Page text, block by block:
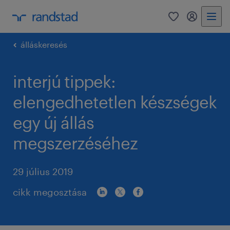
0
álláskeresés
interjú tippek:
elengedhetetlen készségek
egy új állás
megszerzéséhez
29 július 2019
cikk megosztása